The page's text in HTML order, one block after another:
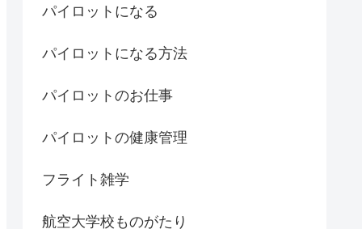
パイロットになる
パイロットになる方法
パイロットのお仕事
パイロットの健康管理
フライト雑学
航空大学校ものがたり